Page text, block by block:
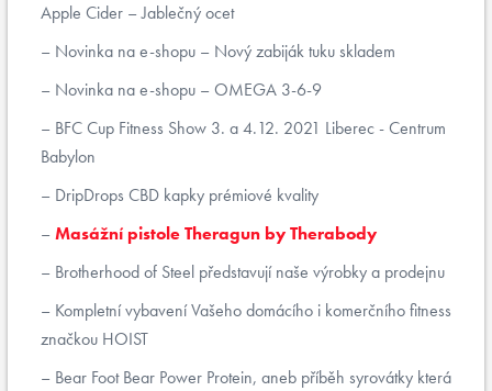
Apple Cider – Jablečný ocet
Novinka na e-shopu – Nový zabiják tuku skladem
Novinka na e-shopu – OMEGA 3-6-9
BFC Cup Fitness Show 3. a 4.12. 2021 Liberec - Centrum
Babylon
DripDrops CBD kapky prémiové kvality
Masážní pistole Theragun by Therabody
Brotherhood of Steel představují naše výrobky a prodejnu
Kompletní vybavení Vašeho domácího i komerčního fitness
značkou HOIST
Bear Foot Bear Power Protein, aneb příběh syrovátky která